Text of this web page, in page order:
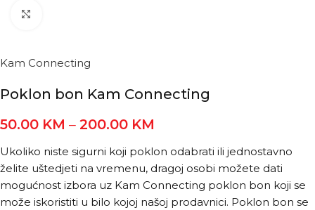
Kam Connecting
Poklon bon Kam Connecting
50.00 KM – 200.00 KM
Ukoliko niste sigurni koji poklon odabrati ili jednostavno
želite uštedjeti na vremenu, dragoj osobi možete dati
mogućnost izbora uz Kam Connecting poklon bon koji se
može iskoristiti u bilo kojoj našoj prodavnici. Poklon bon se